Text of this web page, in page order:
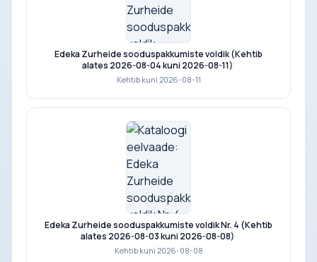
Edeka Zurheide sooduspakkumiste voldik (Kehtib
alates 2026-08-04 kuni 2026-08-11)
Kehtib kuni 2026-08-11
Edeka Zurheide sooduspakkumiste voldik Nr. 4 (Kehtib
alates 2026-08-03 kuni 2026-08-08)
Kehtib kuni 2026-08-08